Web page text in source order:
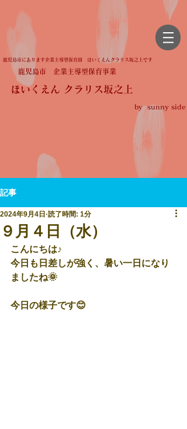
鹿児島市にあります企業主導型保育園 ほいくえんクラリス坂之上です
鹿児島市 企業主導型保育事業
ほいくえん クラリス坂之上
by sunny side
記事
９月４日（水）
2024年9月4日 読了時間: 1分
こんにちは♪
今日も日差しが強く、暑い一日になり
ましたね🌞
今日の様子です😊